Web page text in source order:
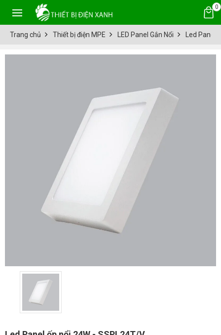
0
Trang chủ Thiết bị điện MPE LED Panel Gắn Nổi Led Panel